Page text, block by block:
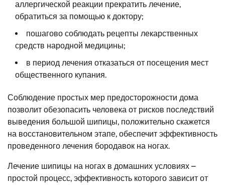
аллергической реакции прекратить лечение,
обратиться за помощью к доктору;
пошагово соблюдать рецепты лекарственных
средств народной медицины;
в период лечения отказаться от посещения мест
общественного купания.
Соблюдение простых мер предосторожности дома
позволит обезопасить человека от рисков последствий
выведения большой шипицы, положительно скажется
на восстановительном этапе, обеспечит эффективность
проведенного лечения бородавок на ногах.
Лечение шипицы на ногах в домашних условиях –
простой процесс, эффективность которого зависит от